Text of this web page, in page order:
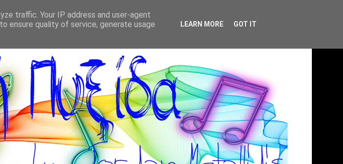
ΜΕΛΩΔΙΕΣ ΧΩΡΙΣ ΣΥΝΟΡΑ(ΜΟΥΣΙΚΗ ΠΑΡΑΣΤΑΣΗ) - ΚΗΠΟΣ ΘΕΑΤΡΟΥ ΑΛΕΞΑΝΔΡΕΙΑ(10/7/2026)
traffic. Your IP address and user-agent
ensure quality of service, generate usage
LEARN MORE GOT IT